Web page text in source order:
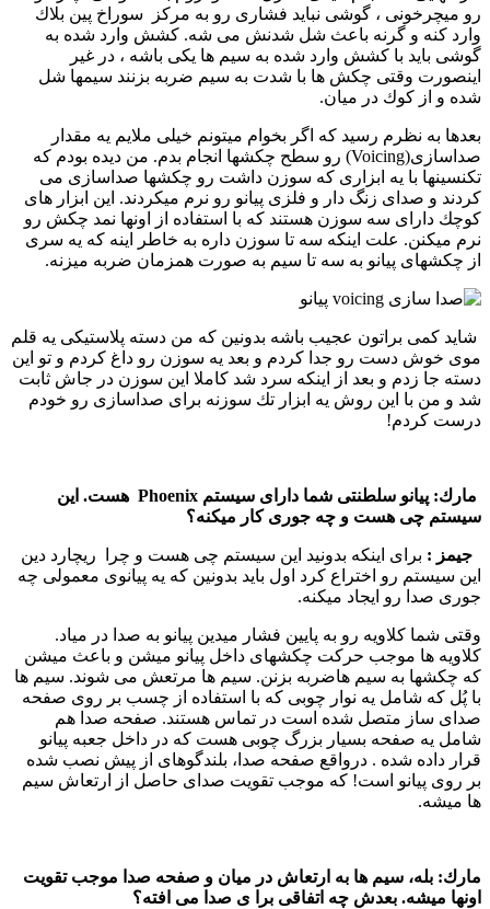
رو میچرخونی ، گوشی نباید فشاری رو به مركز سوراخ پین بلاك
وارد كنه و گرنه باعث شل شدنش می شه. كشش وارد شده به
گوشی باید با كشش وارد شده به سیم ها یكی باشه ، در غیر
اینصورت وقتی چكش ها با شدت به سیم ضربه بزنند سیمها شل
شده و از كوك در میان.
بعدها به نظرم رسید كه اگر بخوام میتونم خیلی ملایم یه مقدار
صداسازی(Voicing) رو سطح چكشها انجام بدم. من دیده بودم كه
تكنسینها با یه ابزاری كه سوزن داشت رو چكشها صداسازی می
كردند و صدای زنگ دار و فلزی پیانو رو نرم میكردند. این ابزار های
كوچك دارای سه سوزن هستند كه با استفاده از اونها نمد چكش رو
نرم میكنن. علت اینكه سه تا سوزن داره به خاطر اینه كه یه سری
از چكشهای پیانو به سه تا سیم به صورت همزمان ضربه میزنه.
شاید كمی براتون عجیب باشه بدونین كه من دسته پلاستیكی یه قلم
موی خوش دست رو جدا كردم و بعد یه سوزن رو داغ كردم و تو این
دسته جا زدم و بعد از اینكه سرد شد كاملا این سوزن در جاش ثابت
شد و من با این روش یه ابزار تك سوزنه برای صداسازی رو خودم
درست كردم!
مارك:
پیانو سلطنتی شما دارای سیستم Phoenix هست. این
سیستم چی هست و چه جوری كار میكنه؟
جیمز :‌ برای اینكه بدونید این سیستم چی هست و چرا ریچارد دین
این سیستم رو اختراع كرد اول باید بدونین كه یه پیانوی معمولی چه
جوری صدا رو ایجاد میكنه.
وقتی شما كلاویه رو به پایین فشار میدین پیانو به صدا در میاد.
كلاویه ها موجب حركت چكشهای داخل پیانو میشن و باعث میشن
كه چكشها به سیم هاضربه بزنن. سیم ها مرتعش می شوند. سیم ها
با پُل كه شامل یه نوار چوبی كه با استفاده از چسب بر روی صفحه
صدای ساز متصل شده است در تماس هستند. صفحه صدا هم
شامل یه صفحه بسیار بزرگ چوبی هست كه در داخل جعبه پیانو
قرار داده شده . درواقع صفحه صدا، بلندگوهای از پیش نصب شده
بر روی پیانو است! كه موجب تقویت صدای حاصل از ارتعاش سیم
ها میشه.
مارك: بله، سیم ها به ارتعاش در میان و صفحه صدا موجب تقویت
اونها میشه. بعدش چه اتفاقی برا ی صدا می افته؟